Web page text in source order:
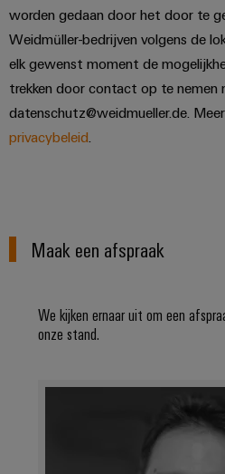
worden gedaan door het door te
Weidmüller-bedrijven volgens de
elk gewenst moment de
trekken door contact op te nemen
datenschutz@weidmueller.de.
privacybeleid
Maak een afspraak
We kijken ernaar uit om een
onze stand.